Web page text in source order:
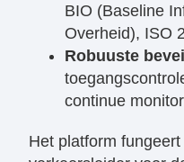
BIO (Baseline
Overheid), ISO
Robuuste
continue
Het platform